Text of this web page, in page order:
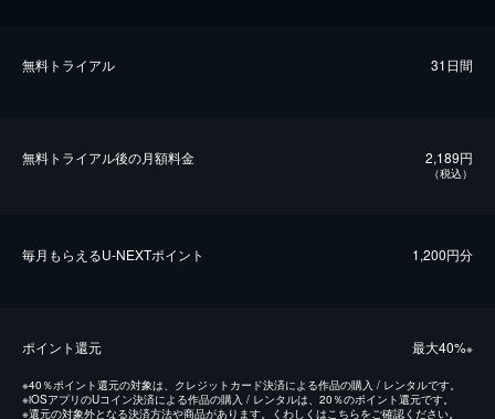
無料トライアル 31日間
無料トライアル後の⽉額料金 2,189円
（税込）
毎⽉もらえるU-NEXTポイント 1,200円分
ポイント還元 最⼤40%※
※40％ポイント還元の対象は、クレジットカード決済による作品の購入 / レンタルです。
※iOSアプリのUコイン決済による作品の購入 / レンタルは、20％のポイント還元です。
※還元の対象外となる決済方法や商品があります。くわしくは こちらをご確認ください。